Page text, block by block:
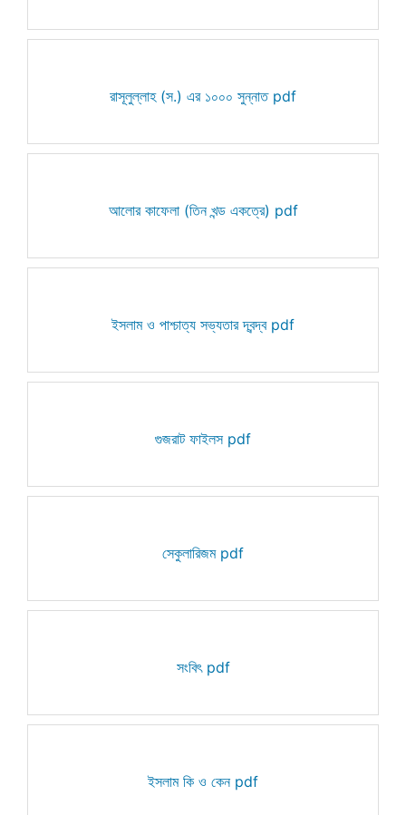
রাসূলুল্লাহ (স.) এর ১০০০ সুন্নাত pdf
আলোর কাফেলা (তিন খন্ড একত্রে) pdf
ইসলাম ও পাশ্চাত্য সভ্যতার দ্বন্দ্ব pdf
গুজরাট ফাইলস pdf
সেকুলারিজম pdf
সংবিৎ pdf
ইসলাম কি ও কেন pdf